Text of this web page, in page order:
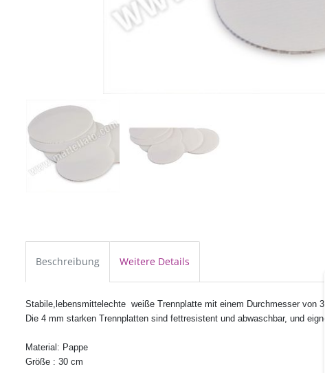
Beschreibung Weitere Details
Stabile,lebensmittelechte weiße Trennplatte mit einem Durchmesser von
Die 4 mm starken Trennplatten sind fettresistent und abwaschbar, und
Material: Pappe
Größe : 30 cm